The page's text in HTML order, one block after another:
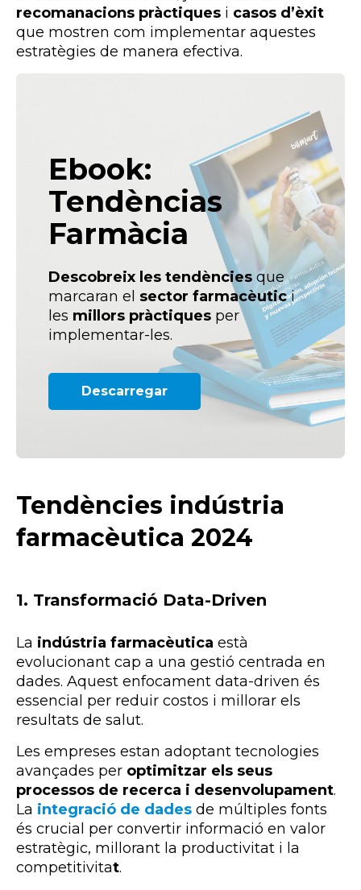
recomanacions pràctiques i casos d’èxit
que mostren com implementar aquestes
estratègies de manera efectiva.
Ebook:
Tendèncias
Farmàcia
Descobreix les tendències que
marcaran el sector farmacèutici
les millors pràctiques per
implementar-les.
Descarregar
Tendències indústria
farmacèutica 2024
1. Transformació Data-Driven
La indústria farmacèutica està
evolucionant cap a una gestió centrada en
dades. Aquest enfocament data-driven és
essencial per reduir costos i millorar els
resultats de salut.
Les empreses estan adoptant tecnologies
avançades per optimitzar els seus
processos de recerca i desenvolupament.
La integració de dades de múltiples fonts
és crucial per convertir informació en valor
estratègic, millorant la productivitat i la
competitivitat.